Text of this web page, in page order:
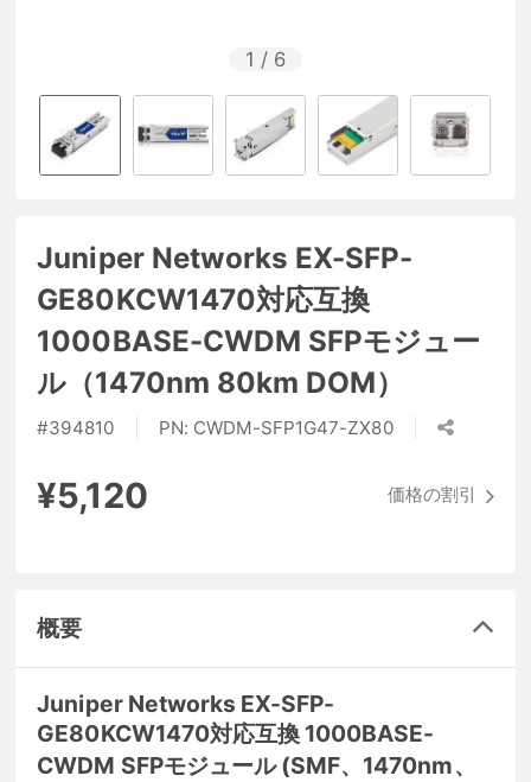
1 / 6
Juniper Networks EX-SFP-
GE80KCW1470対応互換
1000BASE-CWDM SFPモジュー
ル（1470nm 80km DOM）
#394810 PN: CWDM-SFP1G47-ZX80
¥5,120 価格の割引
概要
Juniper Networks EX-SFP-
GE80KCW1470対応互換 1000BASE-
CWDM SFPモジュール (SMF、1470nm、